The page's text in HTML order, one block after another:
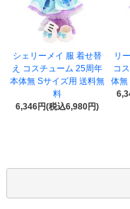
シェリーメイ 服 着せ替
え コスチューム 25周年
本体無 Sサイズ用 送料無
料
6,346円(税込6,980円)
リ
コ
体無